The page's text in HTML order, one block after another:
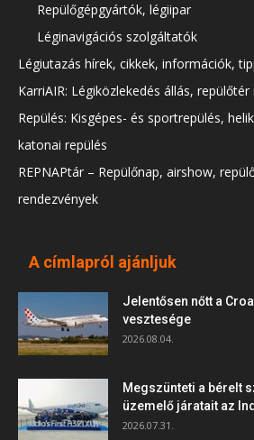
Repülőgépgyártók, légiipar
Léginavigációs szolgáltatók
Légiutazás hírek, cikkek, információk,
KarriAIR: Légiközlekedés állás, repülőtér
Repülés: Kisgépes- és sportrepülés,
katonai repülés
REPNAPtár – Repülőnap, airshow,
rendezvények
A címlapról ajánljuk
Jelentősen nőtt a
vesztesége
2026.08.04.
Megszünteti a bérelt
üzemelő járatait az
2026.07.31.